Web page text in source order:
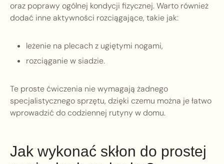
oraz poprawy ogólnej kondycji fizycznej. Warto również
dodać inne aktywności rozciągające, takie jak:
leżenie na plecach z ugiętymi nogami,
rozciąganie w siadzie.
Te proste ćwiczenia nie wymagają żadnego
specjalistycznego sprzętu, dzięki czemu można je łatwo
wprowadzić do codziennej rutyny w domu.
Jak wykonać skłon do prostej